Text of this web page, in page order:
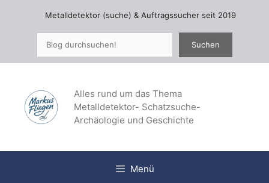
springen
Metalldetektor (suche) & Auftragssucher seit 2019
Suchen
Alles rund um das Thema
Metalldetektor- Schatzsuche-
Archäologie und Geschichte
Menü